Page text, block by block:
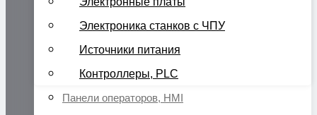
Электроника станков с ЧПУ
Источники питания
Контроллеры, PLC
Панели операторов, HMI